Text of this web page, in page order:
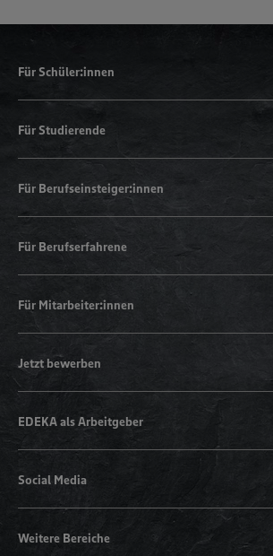
Für Schüler:innen
Für Studierende
Für Berufseinsteiger:innen
Für Berufserfahrene
Für Mitarbeiter:innen
Jetzt bewerben
EDEKA als Arbeitgeber
Social Media
Weitere Bereiche